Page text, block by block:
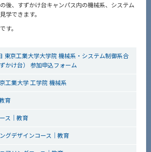
後、すずかけ台キャンパス内の機械系、システム
学できます。
す。
東京工業大学大学院 機械系・システム制御系合
かけ台） 参加申込フォーム
工業大学 工学院 機械系
育
ス｜教育
グデザインコース｜教育